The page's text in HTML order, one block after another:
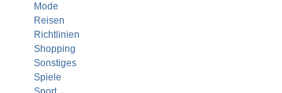
Mode
Reisen
Richtlinien
Shopping
Sonstiges
Spiele